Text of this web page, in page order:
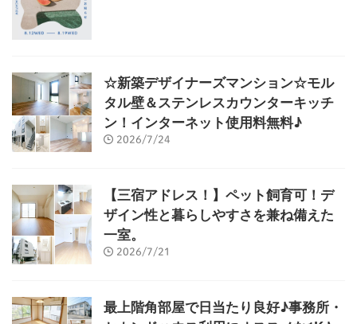
☆新築デザイナーズマンション☆モル
タル壁＆ステンレスカウンターキッチ
ン！インターネット使用料無料♪
2026/7/24
【三宿アドレス！】ペット飼育可！デ
ザイン性と暮らしやすさを兼ね備えた
一室。
2026/7/21
最上階角部屋で日当たり良好♪事務所・